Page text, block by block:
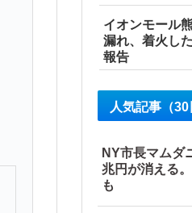
イオンモール
漏れ、着火し
報告
人気記事（30
NY市長マムダ
兆円が消える
も